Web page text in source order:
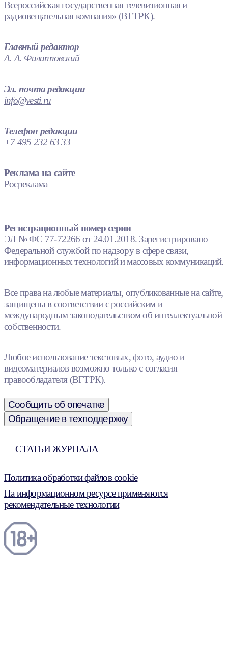
Всероссийская государственная телевизионная и
радиовещательная компания» (ВГТРК).
Главный редактор
А. А. Филипповский
Эл. почта редакции
info@vesti.ru
Телефон редакции
+7 495 232 63 33
Реклама на сайте
Росреклама
Регистрационный номер серии
ЭЛ № ФС 77-72266 от 24.01.2018. Зарегистрировано
Федеральной службой по надзору в сфере связи,
информационных технологий и массовых коммуникаций.
Все права на любые материалы, опубликованные на сайте,
защищены в соответствии с российским и
международным законодательством об интеллектуальной
собственности.
Любое использование текстовых, фото, аудио и
видеоматериалов возможно только с согласия
правообладателя (ВГТРК).
Сообщить об опечатке
Обращение в техподдержку
СТАТЬИ ЖУРНАЛА
Политика обработки файлов cookie
На информационном ресурсе применяются
рекомендательные технологии